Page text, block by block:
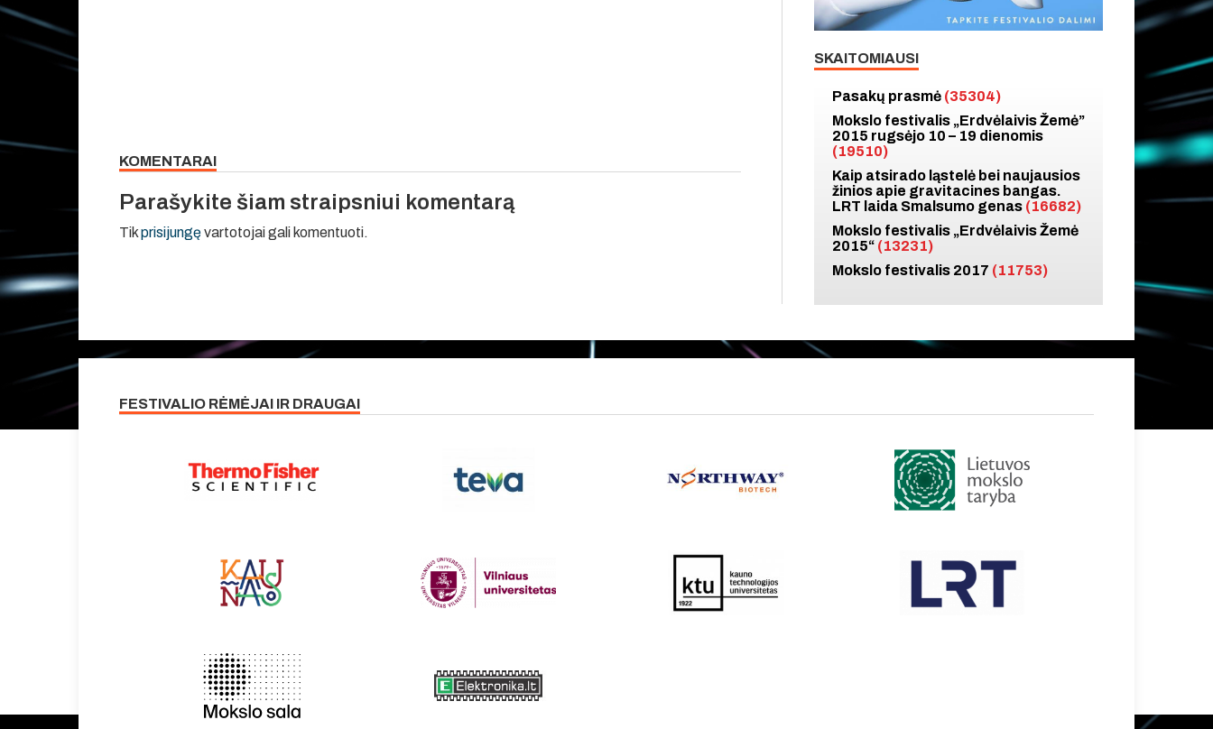
KOMENTARAI
Parašykite šiam straipsniui komentarą
Tikprisijungęvartotojai gali komentuoti.
SKAITOMIAUSI
Pasakų prasmė (35304)
Mokslo festivalis „Erdvėlaivis Žemė”
2015 rugsėjo 10 – 19 dienomis
(19510)
Kaip atsirado ląstelė bei naujausios
žinios apie gravitacines bangas.
LRT laida Smalsumo genas (16682)
Mokslo festivalis „Erdvėlaivis Žemė
2015“ (13231)
Mokslo festivalis 2017 (11753)
FESTIVALIO RĖMĖJAI IR DRAUGAI